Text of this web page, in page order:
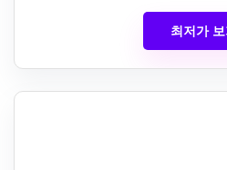
최저가 보